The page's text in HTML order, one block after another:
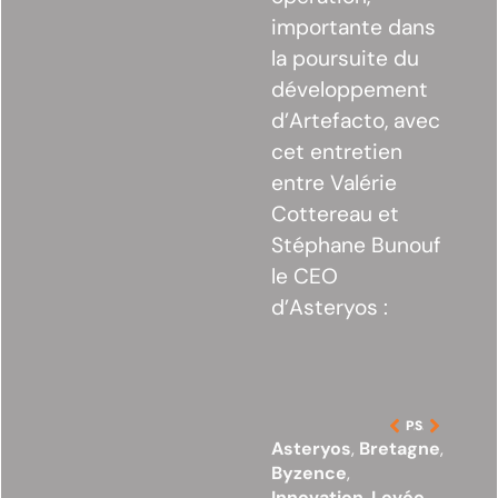
Asteryos, Bretagne,
Byzence,
importante dans
la poursuite du
développement
d’Artefacto, avec
cet entretien
entre Valérie
Cottereau et
Stéphane Bunouf
le CEO
d’Asteryos :
PRÉCÉDENTSUIVANT